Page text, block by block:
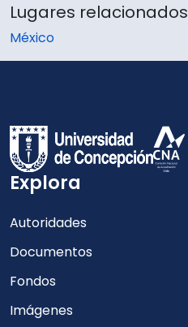
Lugares relacionados
México
Explora
Autoridades
Documentos
Fondos
Imágenes